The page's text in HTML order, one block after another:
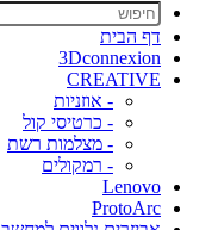
דף הבית
3Dconnexion
CREATIVE
- אוזניות
- כרטיסי קול
- מצלמות רשת
- רמקולים
Lenovo
ProtoArc